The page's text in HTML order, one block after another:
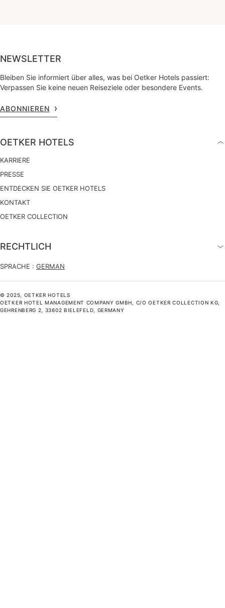
NEWSLETTER
Bleiben Sie informiert über alles, was bei Oetker Hotels passiert:
Verpassen Sie keine neuen Reiseziele oder besondere Events.
ABONNIEREN
OETKER HOTELS
KARRIERE
PRESSE
ENTDECKEN SIE OETKER HOTELS
KONTAKT
OETKER COLLECTION
RECHTLICH
SPRACHE : GERMAN
© 2025, OETKER HOTELS
OETKER HOTEL MANAGEMENT COMPANY GMBH, C/O OETKER COLLECTION KG,
GEHRENBERG 2, 33602 BIELEFELD, GERMANY